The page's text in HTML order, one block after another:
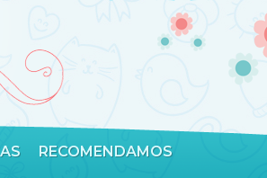
RECOMENDAMOS